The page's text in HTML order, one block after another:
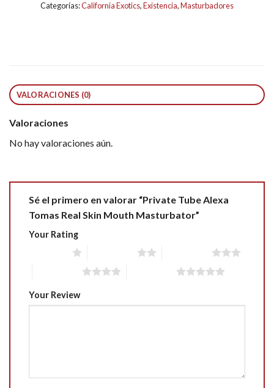
Categorías:California Exotics,Existencia,Masturbadores
VALORACIONES (0)
Valoraciones
No hay valoraciones aún.
Sé el primero en valorar “Private Tube Alexa
Tomas Real Skin Mouth Masturbator”
Your Rating
Your Review